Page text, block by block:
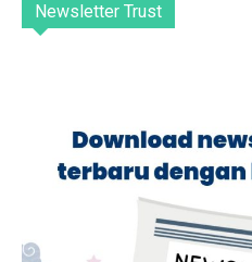
Newsletter Trust